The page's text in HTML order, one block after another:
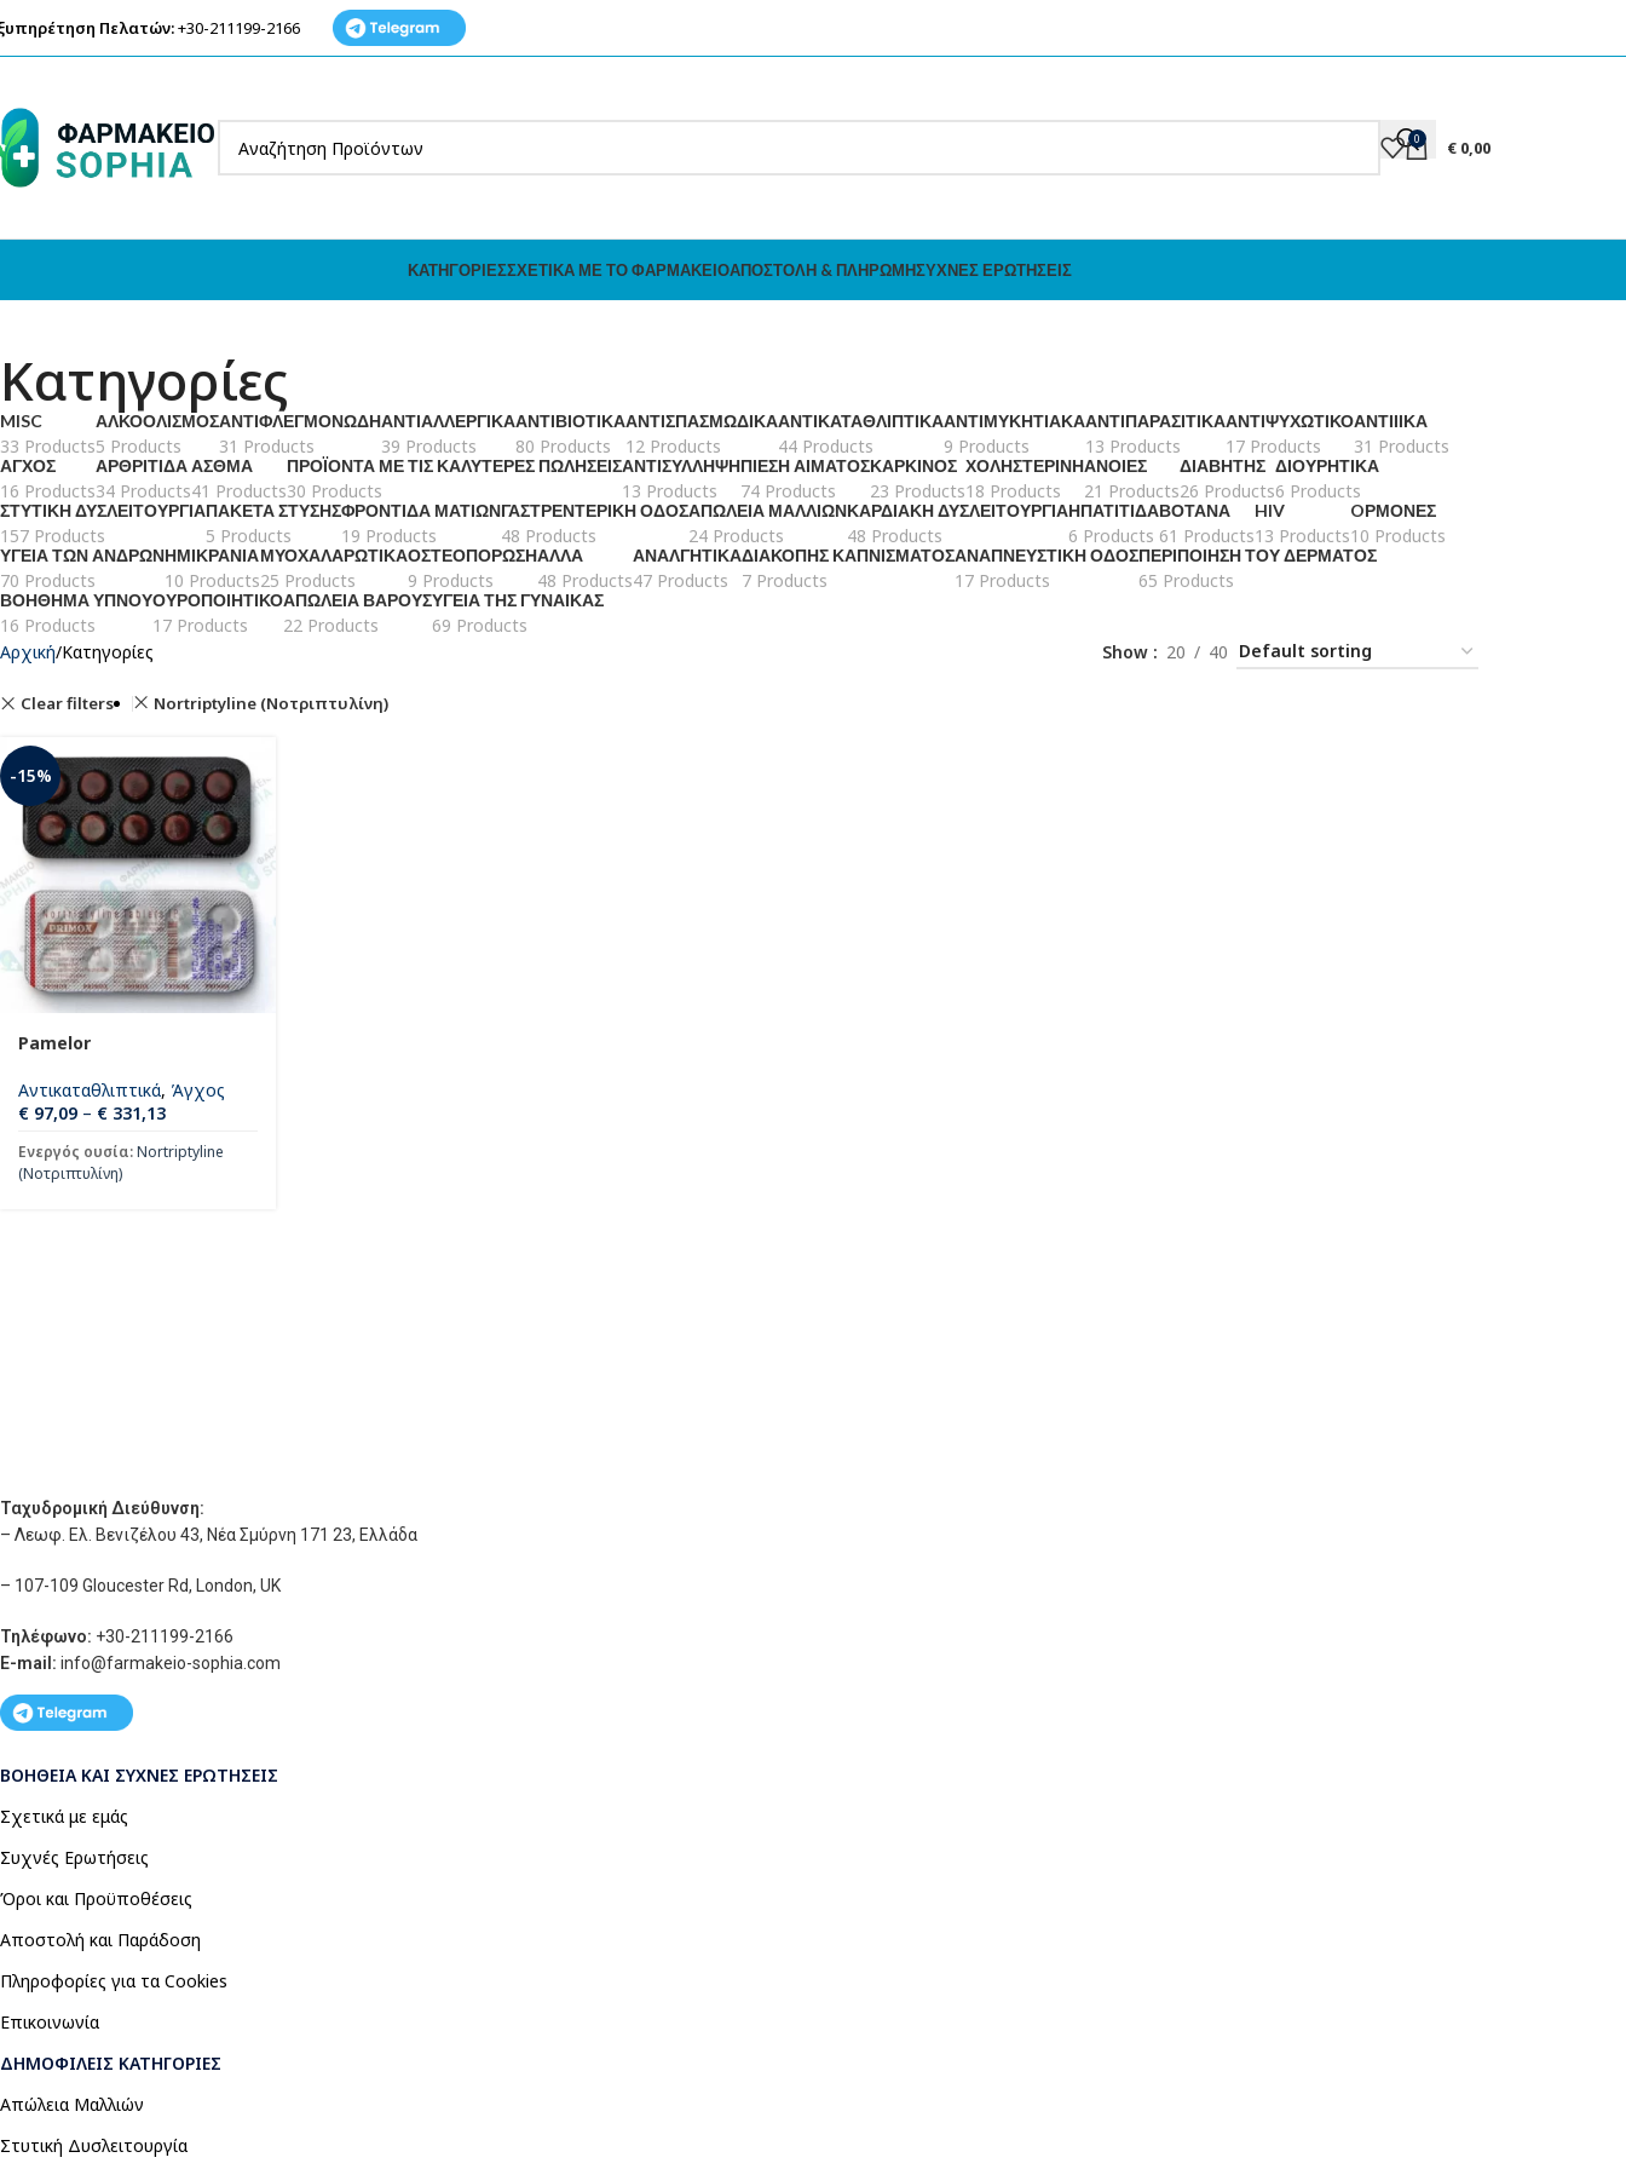
Πελατών:+30-211199-2166
0 € 0,00
ΚΑΤΗΓΟΡΊΕΣΣΧΕΤΙΚΆ ΜΕ ΤΟ ΦΑΡΜΑΚΕΊΟΑΠΟΣΤΟΛΉ & ΠΛΗΡΩΜΉΣΥΧΝΈΣ ΕΡΩΤΉΣΕΙΣ
Κατηγορίες
MISC
33 Products
ΑΛΚΟΟΛΙΣΜΌΣ
5 Products
ΑΝΤΙΦΛΕΓΜΟΝΏΔΗ
31 Products
ΑΝΤΙΑΛΛΕΡΓΙΚΆ
39 Products
ΑΝΤΙΒΙΟΤΙΚΆ
80 Products
ΑΝΤΙΣΠΑΣΜΩΔΙΚΆ
12 Products
ΑΝΤΙΚΑΤΑΘΛΙΠΤΙΚΆ
44 Products
ΑΝΤΙΜΥΚΗΤΙΑΚΆ
9 Products
ΑΝΤΙΠΑΡΑΣΙΤΙΚΆ
13 Products
ΑΝΤΙΨΥΧΩΤΙΚΌ
17 Products
ΑΝΤΙΙΙΚΆ
31 Products
ΆΓΧΟΣ
16 Products
ΑΡΘΡΊΤΙΔΑ
34 Products
ΆΣΘΜΑ
41 Products
ΠΡΟΪΌΝΤΑ ΜΕ ΤΙΣ ΚΑΛΎΤΕΡΕΣ ΠΩΛΉΣΕΙΣ
30 Products
ΑΝΤΙΣΎΛΛΗΨΗ
13 Products
ΠΊΕΣΗ ΑΊΜΑΤΟΣ
74 Products
ΚΑΡΚΊΝΟΣ
23 Products
ΧΟΛΗΣΤΕΡΊΝΗ
18 Products
ΆΝΟΙΕΣ
21 Products
ΔΙΑΒΉΤΗΣ
26 Products
ΔΙΟΥΡΗΤΙΚΆ
6 Products
ΣΤΥΤΙΚΉ ΔΥΣΛΕΙΤΟΥΡΓΊΑ
157 Products
ΠΑΚΈΤΑ ΣΤΎΣΗΣ
5 Products
ΦΡΟΝΤΊΔΑ ΜΑΤΙΏΝ
19 Products
ΓΑΣΤΡΕΝΤΕΡΙΚΉ ΟΔΌΣ
48 Products
ΑΠΏΛΕΙΑ ΜΑΛΛΙΏΝ
24 Products
ΚΑΡΔΙΑΚΉ ΔΥΣΛΕΙΤΟΥΡΓΊΑ
48 Products
ΗΠΑΤΊΤΙΔΑ
6 Products
ΒΌΤΑΝΑ
61 Products
HIV
13 Products
OΡΜΌΝΕΣ
10 Products
ΥΓΕΊΑ ΤΩΝ ΑΝΔΡΏΝ
70 Products
ΗΜΙΚΡΑΝΊΑ
10 Products
ΜΥΟΧΑΛΑΡΩΤΙΚΆ
25 Products
ΟΣΤΕΟΠΌΡΩΣΗ
9 Products
ΆΛΛΑ
48 Products
ΑΝΑΛΓΗΤΙΚΆ
47 Products
ΔΙΑΚΟΠΉΣ ΚΑΠΝΊΣΜΑΤΟΣ
7 Products
ΑΝΑΠΝΕΥΣΤΙΚΉ ΟΔΌΣ
17 Products
ΠΕΡΙΠΟΊΗΣΗ ΤΟΥ ΔΈΡΜΑΤΟΣ
65 Products
ΒΟΉΘΗΜΑ ΎΠΝΟΥ
16 Products
ΟΥΡΟΠΟΙΗΤΙΚΌ
17 Products
ΑΠΏΛΕΙΑ ΒΆΡΟΥΣ
22 Products
ΥΓΕΊΑ ΤΗΣ ΓΥΝΑΊΚΑΣ
69 Products
Αρχική Κατηγορίες Show 20 40
Clear filters Nortriptyline (Νοτριπτυλίνη)
-15%
Pamelor
Αντικαταθλιπτικά, Άγχος
€ 97,09 – € 331,13
Ενεργός ουσία:Nortriptyline
(Νοτριπτυλίνη)
Ταχυδρομική Διεύθυνση:
– Λεωφ. Ελ. Βενιζέλου 43, Νέα Σμύρνη 171 23, Ελλάδα
– 107-109 Gloucester Rd, London, UK
Τηλέφωνο: +30-211199-2166
E-mail: info@farmakeio-sophia.com
ΒΟΉΘΕΙΑ ΚΑΙ ΣΥΧΝΈΣ ΕΡΩΤΉΣΕΙΣ
Σχετικά με εμάς
Συχνές Ερωτήσεις
Όροι και Προϋποθέσεις
Αποστολή και Παράδοση
Πληροφορίες για τα Cookies
Επικοινωνία
ΔΗΜΟΦΙΛΕΊΣ ΚΑΤΗΓΟΡΊΕΣ
Απώλεια Μαλλιών
Στυτική Δυσλειτουργία